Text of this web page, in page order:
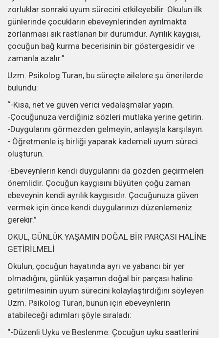
zorluklar sonraki uyum sürecini etkileyebilir. Okulun ilk
günlerinde çocukların ebeveynlerinden ayrılmakta
zorlanması sık rastlanan bir durumdur. Ayrılık kaygısı,
çocuğun bağ kurma becerisinin bir göstergesidir ve
zamanla azalır.”
Uzm. Psikolog Turan, bu süreçte ailelere şu önerilerde
bulundu:
“-Kısa, net ve güven verici vedalaşmalar yapın.
-Çocuğunuza verdiğiniz sözleri mutlaka yerine getirin.
-Duygularını görmezden gelmeyin, anlayışla karşılayın.
- Öğretmenle iş birliği yaparak kademeli uyum süreci
oluşturun.
-Ebeveynlerin kendi duygularını da gözden geçirmeleri
önemlidir. Çocuğun kaygısını büyüten çoğu zaman
ebeveynin kendi ayrılık kaygısıdır. Çocuğunuza güven
vermek için önce kendi duygularınızı düzenlemeniz
gerekir.”
OKUL, GÜNLÜK YAŞAMIN DOĞAL BİR PARÇASI HALİNE
GETİRİLMELİ
Okulun, çocuğun hayatında ayrı ve yabancı bir yer
olmadığını, günlük yaşamın doğal bir parçası haline
getirilmesinin uyum sürecini kolaylaştırdığını söyleyen
Uzm. Psikolog Turan, bunun için ebeveynlerin
atabileceği adımları şöyle sıraladı:
“-Düzenli Uyku ve Beslenme: Çocuğun uyku saatlerini